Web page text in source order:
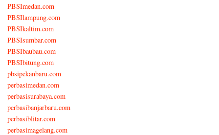
PBSImedan.com
PBSIlampung.com
PBSIkaltim.com
PBSIsumbar.com
PBSIbaubau.com
PBSIbitung.com
pbsipekanbaru.com
perbasimedan.com
perbasisurabaya.com
perbasibanjarbaru.com
perbasiblitar.com
perbasimagelang.com